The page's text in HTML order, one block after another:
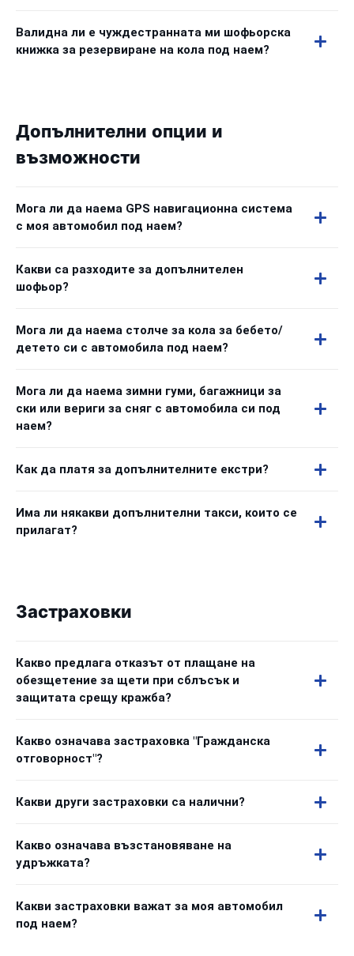
Валидна ли е чуждестранната ми шофьорска
книжка за резервиране на кола под наем?
Допълнителни опции и
възможности
Мога ли да наема GPS навигационна система
с моя автомобил под наем?
Какви са разходите за допълнителен
шофьор?
Мога ли да наема столче за кола за бебето/
детето си с автомобила под наем?
Мога ли да наема зимни гуми, багажници за
ски или вериги за сняг с автомобила си под
наем?
Как да платя за допълнителните екстри?
Има ли някакви допълнителни такси, които се
прилагат?
Застраховки
Какво предлага отказът от плащане на
обезщетение за щети при сблъсък и
защитата срещу кражба?
Какво означава застраховка "Гражданска
отговорност"?
Какви други застраховки са налични?
Какво означава възстановяване на
удръжката?
Какви застраховки важат за моя автомобил
под наем?